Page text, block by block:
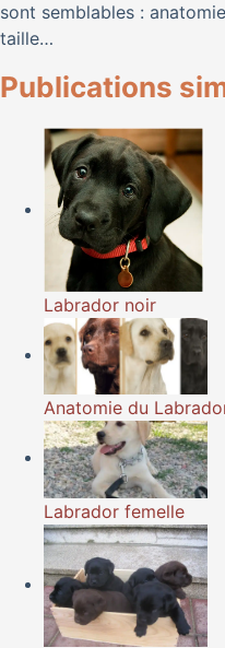
sont semblables :
taille…
Publications
Labrador noir
Anatomie du
Labrador femelle